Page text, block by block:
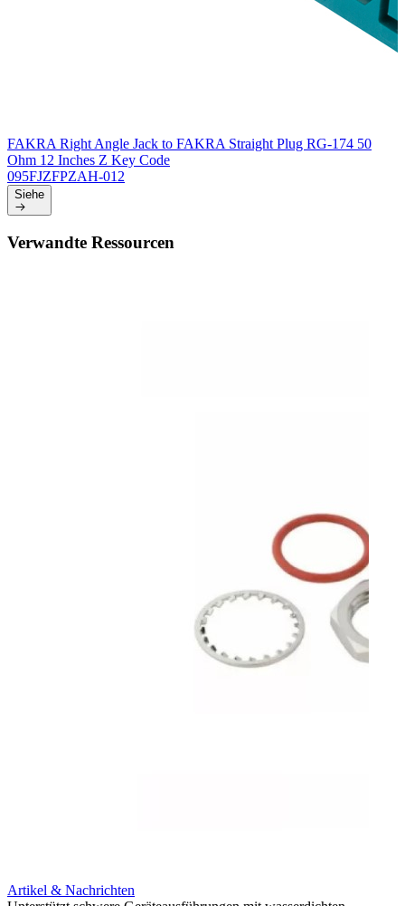
FAKRA Right Angle Jack to FAKRA Straight Plug RG-174 50
Ohm 12 Inches Z Key Code
095FJZFPZAH-012
Siehe
Verwandte Ressourcen
Artikel & Nachrichten